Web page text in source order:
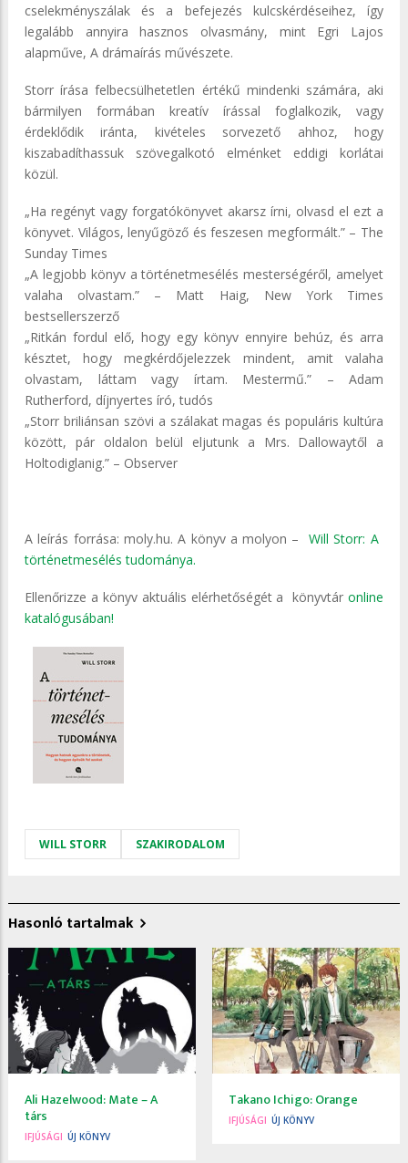
cselekményszálak és a befejezés kulcskérdéseihez, így
legalább annyira hasznos olvasmány, mint Egri Lajos
alapműve, A drámaírás művészete.
Storr írása felbecsülhetetlen értékű mindenki számára, aki
bármilyen formában kreatív írással foglalkozik, vagy
érdeklődik iránta, kivételes sorvezető ahhoz, hogy
kiszabadíthassuk szövegalkotó elménket eddigi korlátai
közül.
„Ha regényt vagy forgatókönyvet akarsz írni, olvasd el ezt a
könyvet. Világos, lenyűgöző és feszesen megformált.” – The
Sunday Times
„A legjobb könyv a történetmesélés mesterségéről, amelyet
valaha olvastam.” – Matt Haig, New York Times
bestsellerszerző
„Ritkán fordul elő, hogy egy könyv ennyire behúz, és arra
késztet, hogy megkérdőjelezzek mindent, amit valaha
olvastam, láttam vagy írtam. Mestermű.” – Adam
Rutherford, díjnyertes író, tudós
„Storr briliánsan szövi a szálakat magas és populáris kultúra
között, pár oldalon belül eljutunk a Mrs. Dallowaytől a
Holtodiglanig.” – Observer
A leírás forrása: moly.hu. A könyv a molyon –Will Storr: A ​
történetmesélés tudománya.
Ellenőrizze a könyv aktuális elérhetőségét a könyvtár online
katalógusában!
WILL STORR SZAKIRODALOM
Hasonló tartalmak
Ali Hazelwood: Mate ​– A
társ
IFJÚSÁGI ÚJ KÖNYV
Takano Ichigo: Orange
IFJÚSÁGI ÚJ KÖNYV